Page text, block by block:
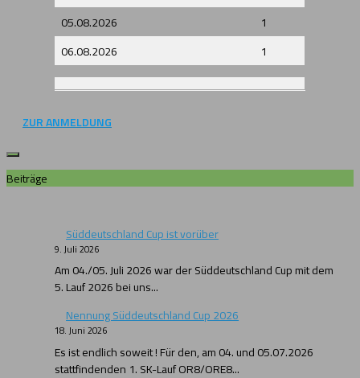
05.08.2026
1
06.08.2026
1
ZUR ANMELDUNG
Beiträge
Süddeutschland Cup ist vorüber
9. Juli 2026
Am 04./05. Juli 2026 war der Süddeutschland Cup mit dem
5. Lauf 2026 bei uns...
Nennung Süddeutschland Cup 2026
18. Juni 2026
Es ist endlich soweit ! Für den, am 04. und 05.07.2026
stattfindenden 1. SK-Lauf OR8/ORE8...